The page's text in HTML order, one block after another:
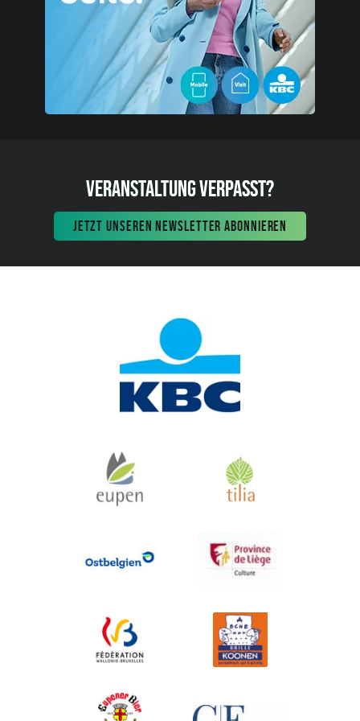
VERANSTALTUNG VERPASST?
JETZT UNSEREN NEWSLETTER ABONNIEREN